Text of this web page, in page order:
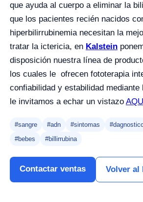
que ayuda al cuerpo a eliminar la
que los pacientes recién nacidos
hiperbilirrubinemia necesitan la
tratar la ictericia, en Kalstein
disposición nuestra línea de
los cuales le ofrecen fototerapia
confiabilidad y estabilidad mediante
le invitamos a echar un vistazo AQUI
#sangre #adn #sintomas
#bebes
#billirrubina
Contactar ventas Volver al